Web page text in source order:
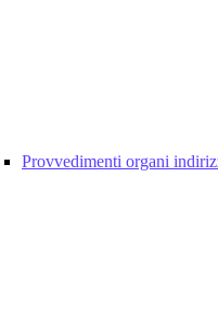
Provvedimenti organi